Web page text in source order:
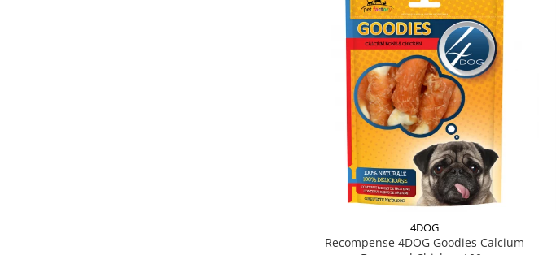
4DOG
Recompense 4DOG Goodies Calcium